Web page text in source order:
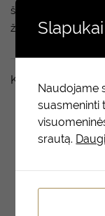
šilkinio švelnumo
žinomas dėl savo
Kiti taip pat
Slapukai
Naudojame
suasmeninti
srautą.